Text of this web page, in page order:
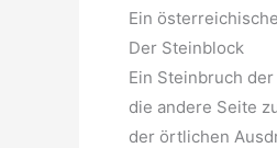
Ein
Der Steinblock
Ein Steinbruch
die andere Seite
der örtlichen